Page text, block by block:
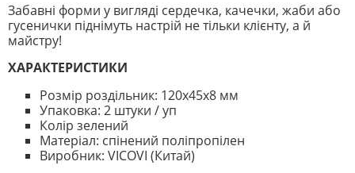
Забавні форми у вигляді сердечка, качечки, жаби або
гусенички піднімуть настрій не тільки клієнту, а й
майстру!
ХАРАКТЕРИСТИКИ
Розмір роздільник: 120х45х8 мм
Упаковка: 2 штуки / уп
Колір зелений
Матеріал: спінений поліпропілен
Виробник: VICOVI (Китай)